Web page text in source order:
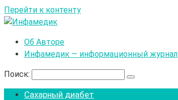
Перейти к контенту
Об Авторе
Инфамедик — информационный журнал
Поиск:
Сахарный диабет